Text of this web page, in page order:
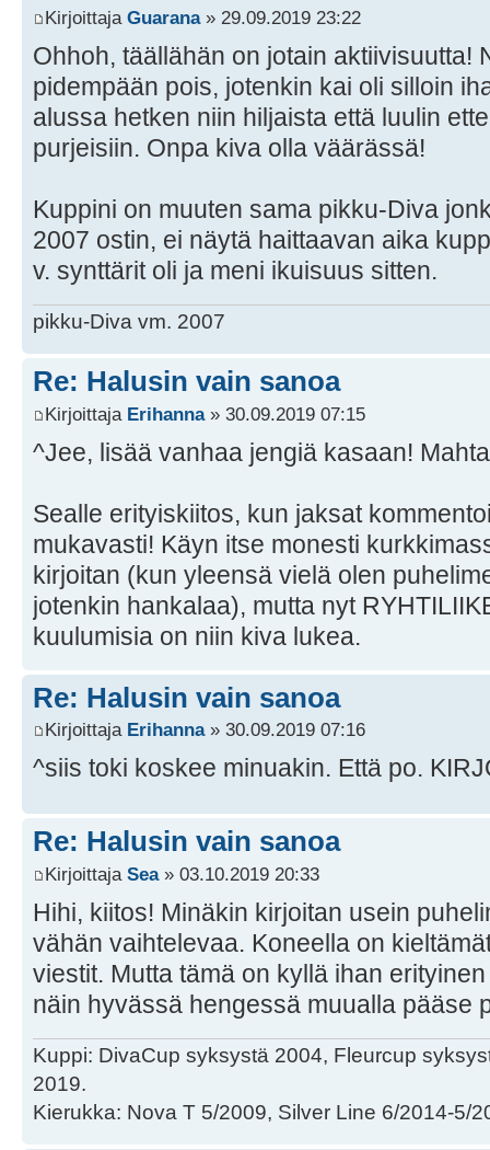
Kirjoittaja Guarana» 29.09.2019 23:22
Ohhoh, täällähän on jotain aktiivisuutta!
pidempään pois, jotenkin kai oli silloin
alussa hetken niin hiljaista että luulin
purjeisiin. Onpa kiva olla väärässä!
Kuppini on muuten sama pikku-Diva
2007 ostin, ei näytä haittaavan aika
v. synttärit oli ja meni ikuisuus sitten.
pikku-Diva vm. 2007
Re: Halusin vain sanoa
Kirjoittaja Erihanna» 30.09.2019 07:15
^Jee, lisää vanhaa jengiä kasaan!
Sealle erityiskiitos, kun jaksat
mukavasti! Käyn itse monesti
kirjoitan (kun yleensä vielä olen
jotenkin hankalaa), mutta nyt
kuulumisia on niin kiva lukea.
Re: Halusin vain sanoa
Kirjoittaja Erihanna» 30.09.2019 07:16
^siis toki koskee minuakin. Että po.
Re: Halusin vain sanoa
Kirjoittaja Sea» 03.10.2019 20:33
Hihi, kiitos! Minäkin kirjoitan usein
vähän vaihtelevaa. Koneella on
viestit. Mutta tämä on kyllä ihan
näin hyvässä hengessä muualla pääse
Kuppi: DivaCup syksystä 2004, Fleurcup
2019.
Kierukka: Nova T 5/2009, Silver Line 6/2014-5/